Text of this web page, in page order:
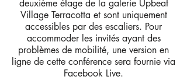
deuxième étage de la galerie Upbeat
Village Terracotta et sont uniquement
accessibles par des escaliers. Pour
accommoder les invités ayant des
problèmes de mobilité, une version en
ligne de cette conférence sera fournie via
Facebook Live.